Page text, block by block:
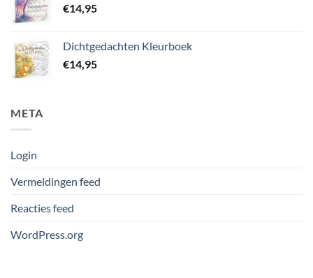
€14,95
Dichtgedachten Kleurboek
€14,95
META
Login
Vermeldingen feed
Reacties feed
WordPress.org